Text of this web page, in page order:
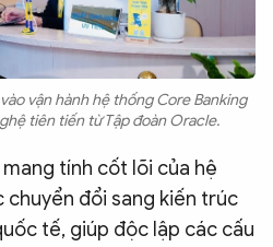
vận hành hệ thống Core Banking
tiên tiến từ Tập đoàn Oracle.
tính cốt lõi của hệ
chuyển đổi sang kiến trúc
tế, giúp độc lập các cấu